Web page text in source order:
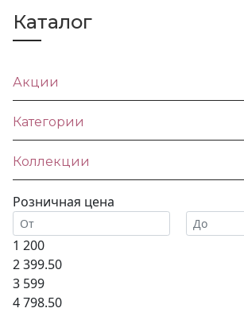
Каталог
Акции
Категории
Коллекции
Розничная цена
1 200
2 399.50
3 599
4 798.50